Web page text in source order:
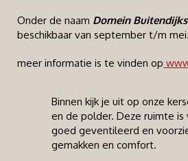
Onder de naam Domein Buitendijks
beschikbaar van september t/m mei.
meer informatie is te vinden op
Binnen kijk je uit op onze
en de polder. Deze ruimte is
goed geventileerd en
gemakken en comfort.